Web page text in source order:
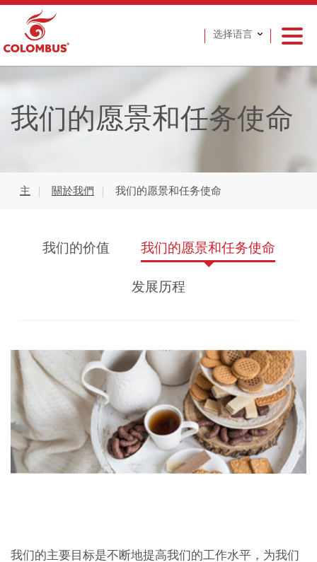
选择语言
我们的愿景和任务使命
主 關於我們 我们的愿景和任务使命
我们的价值 我们的愿景和任务使命
发展历程
我们的主要目标是不断地提高我们的工作水平，为我们